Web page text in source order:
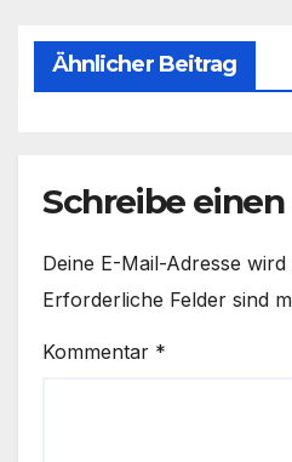
Ähnlicher Beitrag
Schreibe
Deine E-Mail-Adresse
Erforderliche Felder sind
Kommentar *